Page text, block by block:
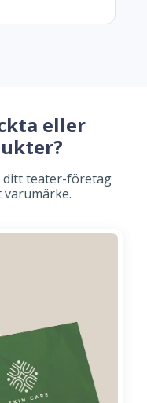
eller
ditt teater-företag